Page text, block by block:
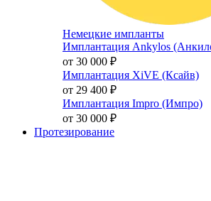
Немецкие импланты
Имплантация Ankylos
от 30 000 ₽
Имплантация XiVE (Ксайв)
от 29 400 ₽
Имплантация Impro (Импро)
от 30 000 ₽
Протезирование